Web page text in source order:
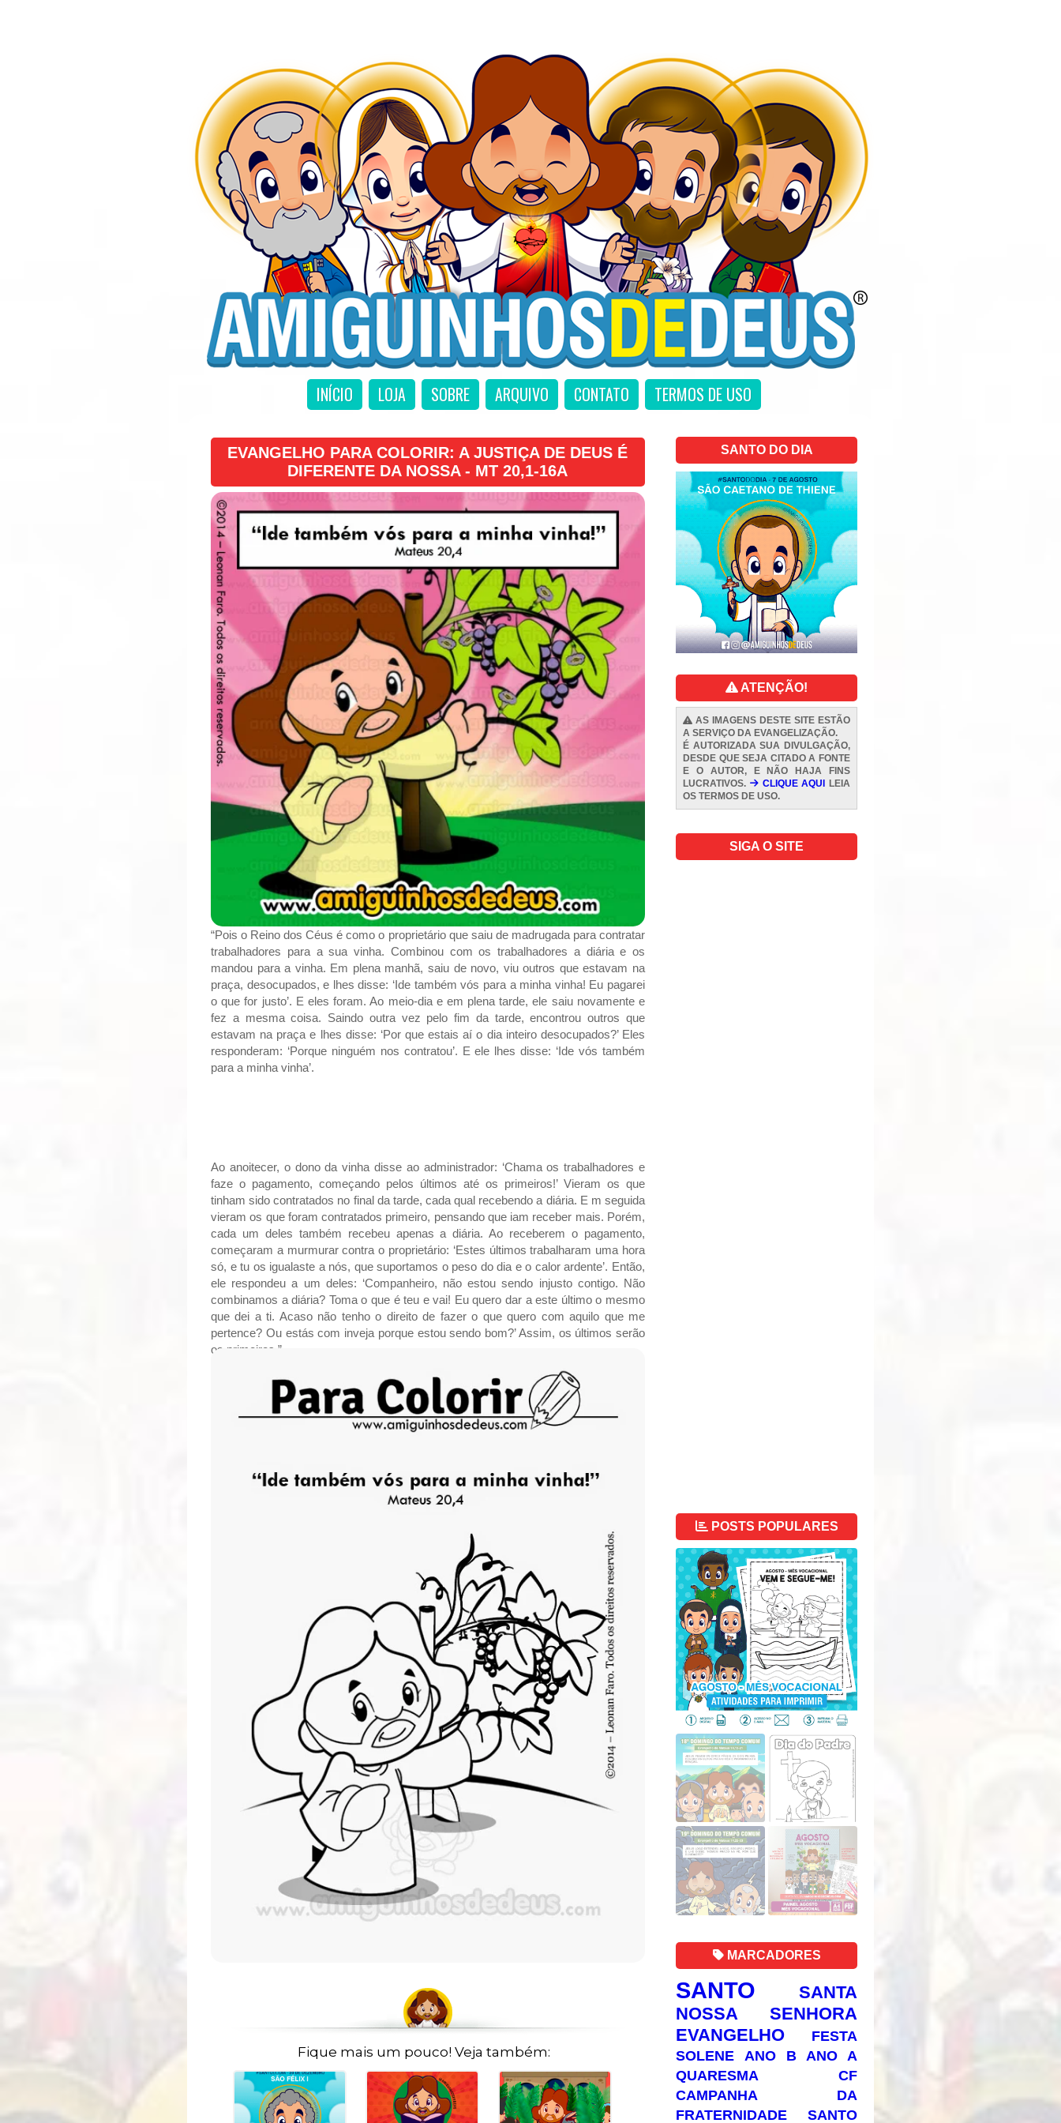
INÍCIO LOJA SOBRE ARQUIVO CONTATO TERMOS DE USO
EVANGELHO PARA COLORIR: A JUSTIÇA DE DEUS É
DIFERENTE DA NOSSA - MT 20,1-16A
“Pois o Reino dos Céus é como o proprietário que saiu de madrugada para contratar
trabalhadores para a sua vinha. Combinou com os trabalhadores a diária e os
mandou para a vinha. Em plena manhã, saiu de novo, viu outros que estavam na
praça, desocupados, e lhes disse: ‘Ide também vós para a minha vinha! Eu pagarei
o que for justo’. E eles foram. Ao meio-dia e em plena tarde, ele saiu novamente e
fez a mesma coisa. Saindo outra vez pelo fim da tarde, encontrou outros que
estavam na praça e lhes disse: ‘Por que estais aí o dia inteiro desocupados?’ Eles
responderam: ‘Porque ninguém nos contratou’. E ele lhes disse: ‘Ide vós também
para a minha vinha’.
Ao anoitecer, o dono da vinha disse ao administrador: ‘Chama os trabalhadores e
faze o pagamento, começando pelos últimos até os primeiros!’ Vieram os que
tinham sido contratados no final da tarde, cada qual recebendo a diária. E m seguida
vieram os que foram contratados primeiro, pensando que iam receber mais. Porém,
cada um deles também recebeu apenas a diária. Ao receberem o pagamento,
começaram a murmurar contra o proprietário: ‘Estes últimos trabalharam uma hora
só, e tu os igualaste a nós, que suportamos o peso do dia e o calor ardente’. Então,
ele respondeu a um deles: ‘Companheiro, não estou sendo injusto contigo. Não
combinamos a diária? Toma o que é teu e vai! Eu quero dar a este último o mesmo
que dei a ti. Acaso não tenho o direito de fazer o que quero com aquilo que me
pertence? Ou estás com inveja porque estou sendo bom?’ Assim, os últimos serão
os primeiros.”
Fique mais um pouco! Veja também:
SANTO DO DIA
ATENÇÃO!
AS IMAGENS DESTE SITE ESTÃO
A SERVIÇO DA EVANGELIZAÇÃO.
É AUTORIZADA SUA DIVULGAÇÃO,
DESDE QUE SEJA CITADO A FONTE
E O AUTOR, E NÃO HAJA FINS
LUCRATIVOS.
CLIQUE AQUI
LEIA
OS TERMOS DE USO.
SIGA O SITE
POSTS POPULARES
MARCADORES
SANTO
SANTA
NOSSA SENHORA
EVANGELHO
FESTA
SOLENE
ANO B
ANO A
QUARESMA
CF
CAMPANHA DA
FRATERNIDADE
SANTO